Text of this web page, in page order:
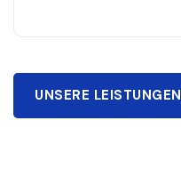
UNSERE LEISTUNGEN